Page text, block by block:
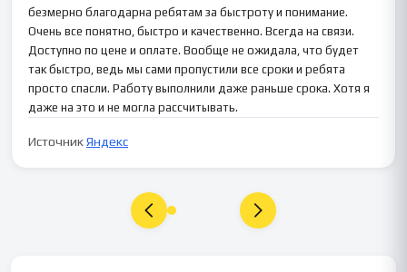
безмерно благодарна ребятам за быстроту и понимание.
Очень все понятно, быстро и качественно. Всегда на связи.
Доступно по цене и оплате. Вообще не ожидала, что будет
так быстро, ведь мы сами пропустили все сроки и ребята
просто спасли. Работу выполнили даже раньше срока. Хотя я
даже на это и не могла рассчитывать.
ИсточникЯндекс